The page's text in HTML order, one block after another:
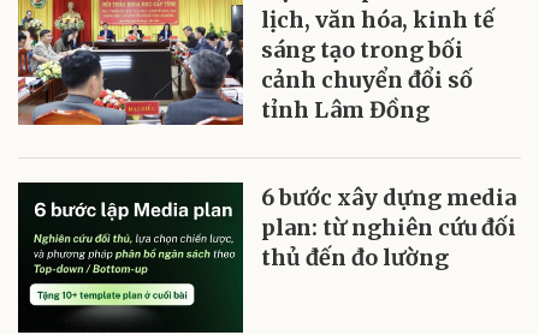
lịch, văn hóa, kinh tế
sáng tạo trong bối
cảnh chuyển đổi số
tỉnh Lâm Đồng
6 bước xây dựng media
plan: từ nghiên cứu đối
thủ đến đo lường